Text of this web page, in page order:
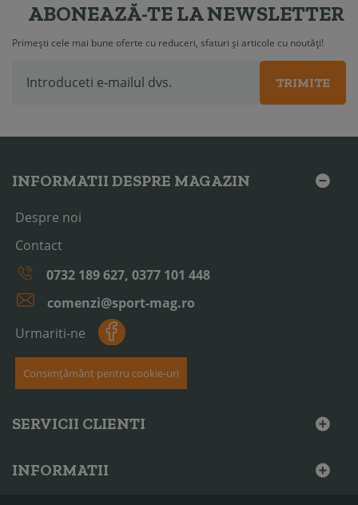
ABONEAZĂ-TE LA NEWSLETTER
Primești cele mai bune oferte cu reduceri, sfaturi și articole cu noutăți!
TRIMITE
INFORMATII DESPRE MAGAZIN
Despre noi
Contact
0732 189 627, 0377 101 448
comenzi@sport-mag.ro
Urmariti-ne
Consimțământ pentru cookie-uri
SERVICII CLIENTI
INFORMATII